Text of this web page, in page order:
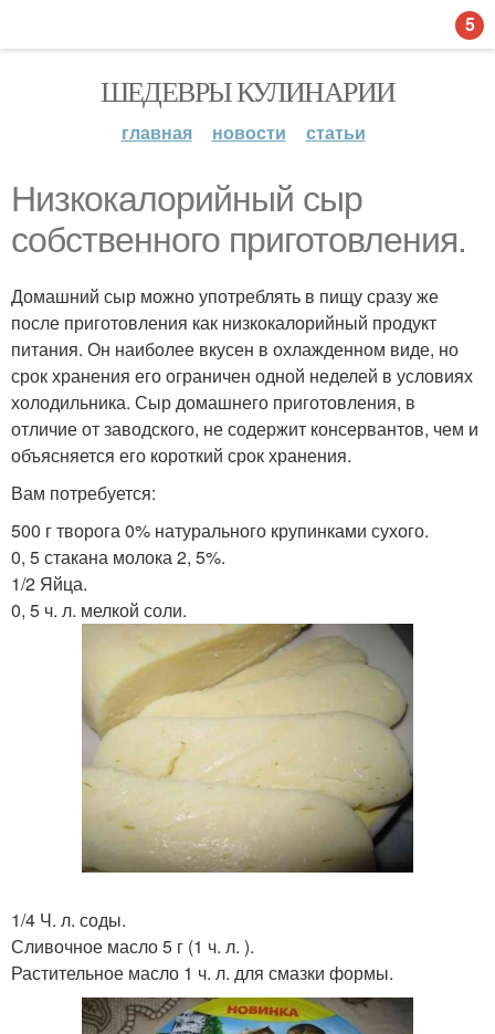
ШЕДЕВРЫ КУЛИНАРИИ
главная новости статьи
Низкокалорийный сыр
собственного приготовления.
Домашний сыр можно употреблять в пищу сразу же
после приготовления как низкокалорийный продукт
питания. Он наиболее вкусен в охлажденном виде, но
срок хранения его ограничен одной неделей в условиях
холодильника. Сыр домашнего приготовления, в
отличие от заводского, не содержит консервантов, чем и
объясняется его короткий срок хранения.
Вам потребуется:
500 г творога 0% натурального крупинками сухого.
0, 5 стакана молока 2, 5%.
1/2 Яйца.
0, 5 ч. л. мелкой соли.
1/4 Ч. л. соды.
Сливочное масло 5 г (1 ч. л. ).
Растительное масло 1 ч. л. для смазки формы.
5